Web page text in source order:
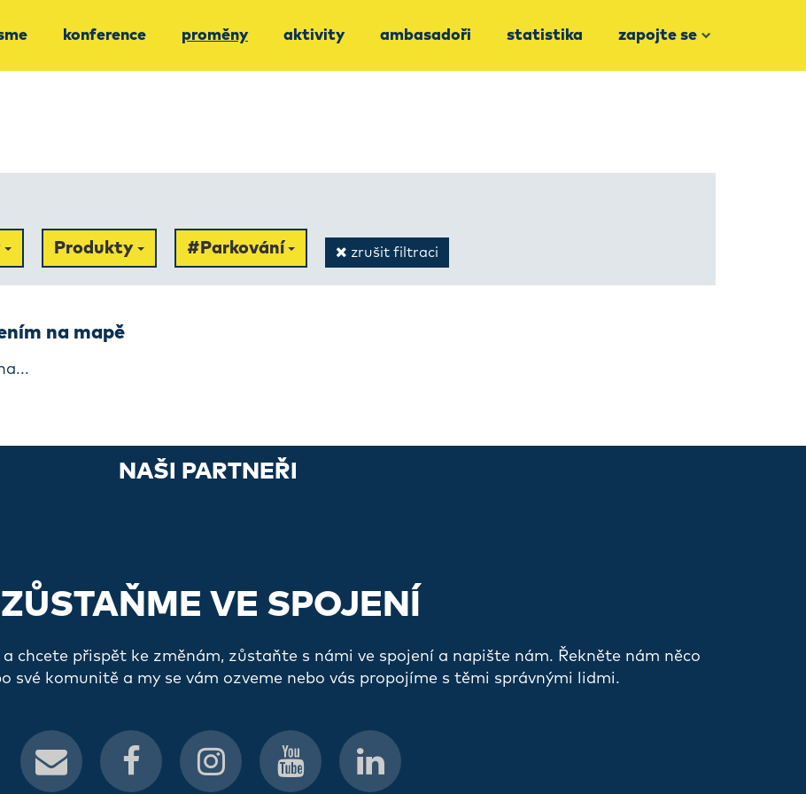
konference proměny aktivity ambasadoři statistika zapojte se
Produkty #Parkování zrušit filtraci
na mapě
NAŠI PARTNEŘI
ZŮSTAŇME VE SPOJENÍ
chcete přispět ke změnám, zůstaňte s námi ve spojení a napište nám. Řekněte nám něco
své komunitě a my se vám ozveme nebo vás propojíme s těmi správnými lidmi.